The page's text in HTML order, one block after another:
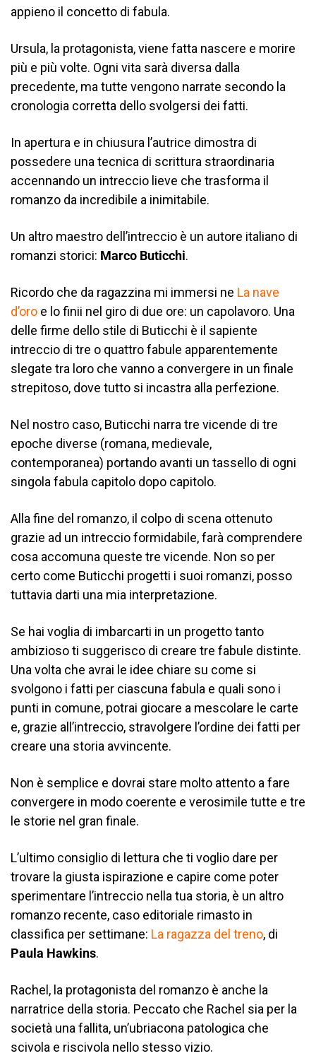
appieno il concetto di fabula.
Ursula, la protagonista, viene fatta nascere e morire
più e più volte. Ogni vita sarà diversa dalla
precedente, ma tutte vengono narrate secondo la
cronologia corretta dello svolgersi dei fatti.
In apertura e in chiusura l’autrice dimostra di
possedere una tecnica di scrittura straordinaria
accennando un intreccio lieve che trasforma il
romanzo da incredibile a inimitabile.
Un altro maestro dell’intreccio è un autore italiano di
romanzi storici: Marco Buticchi.
Ricordo che da ragazzina mi immersi ne La nave
d’oro e lo finii nel giro di due ore: un capolavoro. Una
delle firme dello stile di Buticchi è il sapiente
intreccio di tre o quattro fabule apparentemente
slegate tra loro che vanno a convergere in un finale
strepitoso, dove tutto si incastra alla perfezione.
Nel nostro caso, Buticchi narra tre vicende di tre
epoche diverse (romana, medievale,
contemporanea) portando avanti un tassello di ogni
singola fabula capitolo dopo capitolo.
Alla fine del romanzo, il colpo di scena ottenuto
grazie ad un intreccio formidabile, farà comprendere
cosa accomuna queste tre vicende. Non so per
certo come Buticchi progetti i suoi romanzi, posso
tuttavia darti una mia interpretazione.
Se hai voglia di imbarcarti in un progetto tanto
ambizioso ti suggerisco di creare tre fabule distinte.
Una volta che avrai le idee chiare su come si
svolgono i fatti per ciascuna fabula e quali sono i
punti in comune, potrai giocare a mescolare le carte
e, grazie all’intreccio, stravolgere l’ordine dei fatti per
creare una storia avvincente.
Non è semplice e dovrai stare molto attento a fare
convergere in modo coerente e verosimile tutte e tre
le storie nel gran finale.
L’ultimo consiglio di lettura che ti voglio dare per
trovare la giusta ispirazione e capire come poter
sperimentare l’intreccio nella tua storia, è un altro
romanzo recente, caso editoriale rimasto in
classifica per settimane: La ragazza del treno, di
Paula Hawkins.
Rachel, la protagonista del romanzo è anche la
narratrice della storia. Peccato che Rachel sia per la
società una fallita, un’ubriacona patologica che
scivola e riscivola nello stesso vizio.